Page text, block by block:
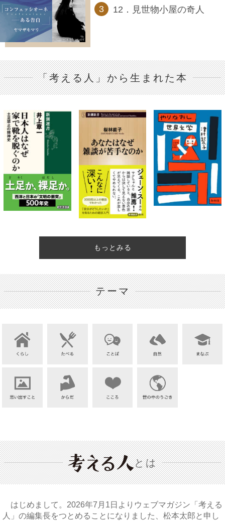
12．見世物小屋の奇人
「考える人」から生まれた本
もっとみる
テーマ
とは
はじめまして。2026年7月1日よりウェブマガジン「考える
人」の編集長をつとめることになりました、松本太郎と申し